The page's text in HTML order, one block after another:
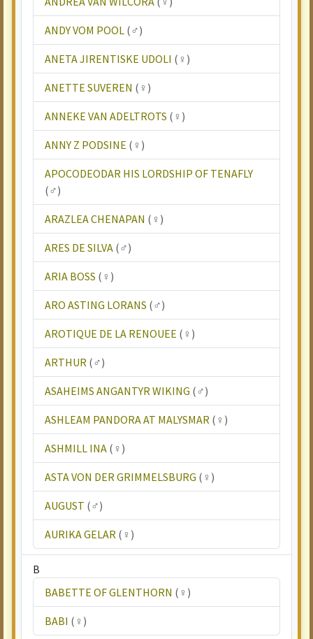
ANDY VOM POOL (♂)
ANETA JIRENTISKE UDOLI (♀)
ANETTE SUVEREN (♀)
ANNEKE VAN ADELTROTS (♀)
ANNY Z PODSINE (♀)
APOCODEODAR HIS LORDSHIP OF TENAFLY
(♂)
ARAZLEA CHENAPAN (♀)
ARES DE SILVA (♂)
ARIA BOSS (♀)
ARO ASTING LORANS (♂)
AROTIQUE DE LA RENOUEE (♀)
ARTHUR (♂)
ASAHEIMS ANGANTYR WIKING (♂)
ASHLEAM PANDORA AT MALYSMAR (♀)
ASHMILL INA (♀)
ASTA VON DER GRIMMELSBURG (♀)
AUGUST (♂)
AURIKA GELAR (♀)
B
BABETTE OF GLENTHORN (♀)
BABI (♀)